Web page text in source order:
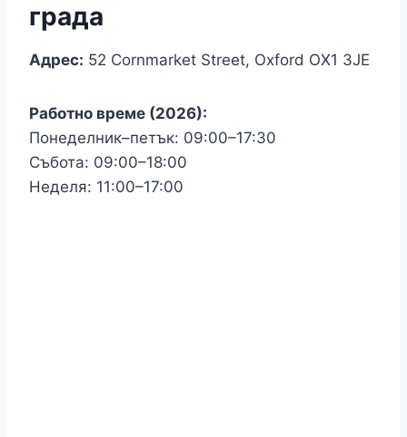
града
Адрес: 52 Cornmarket Street, Oxford OX1 3JE
Работно време (2026):
Понеделник–петък: 09:00–17:30
Събота: 09:00–18:00
Неделя: 11:00–17:00